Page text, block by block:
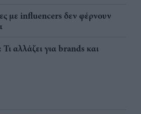
με influencers δεν φέρνουν
αλλάζει για brands και